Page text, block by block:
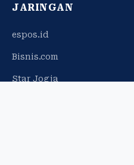
JARINGAN
espos.id
Bisnis.com
Star Jogja